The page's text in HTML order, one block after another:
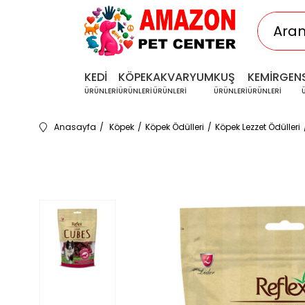
KEDİ
ÜRÜNLERİ
KÖPEK
ÜRÜNLERİ
AKVARYUM
ÜRÜNLERİ
KUŞ
ÜRÜNLERİ
KEMİRGEN
ÜRÜNLERİ
Anasayfa Köpek Köpek Ödülleri Köpek Lezzet Ödülleri